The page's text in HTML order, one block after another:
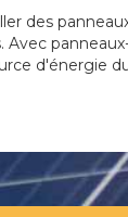
des
d'énergie